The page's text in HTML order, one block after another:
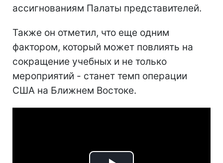
ассигнованиям Палаты представителей.
Также он отметил, что еще одним
фактором, который может повлиять на
сокращение учебных и не только
мероприятий - станет темп операции
США на Ближнем Востоке.